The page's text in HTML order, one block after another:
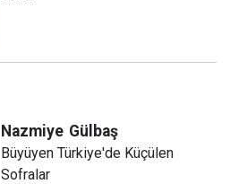
Nazmiye Gülbaş
Büyüyen Türkiye'de Küçülen
Sofralar